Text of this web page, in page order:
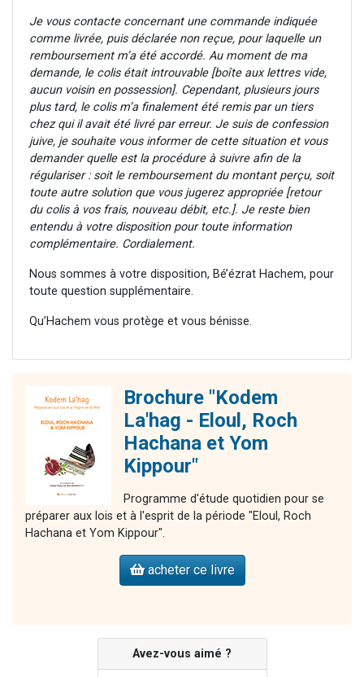
Je vous contacte concernant une commande indiquée
comme livrée, puis déclarée non reçue, pour laquelle un
remboursement m’a été accordé. Au moment de ma
demande, le colis était introuvable [boîte aux lettres vide,
aucun voisin en possession]. Cependant, plusieurs jours
plus tard, le colis m’a finalement été remis par un tiers
chez qui il avait été livré par erreur. Je suis de confession
juive, je souhaite vous informer de cette situation et vous
demander quelle est la procédure à suivre afin de la
régulariser : soit le remboursement du montant perçu, soit
toute autre solution que vous jugerez appropriée [retour
du colis à vos frais, nouveau débit, etc.]. Je reste bien
entendu à votre disposition pour toute information
complémentaire. Cordialement.
Nous sommes à votre disposition, Bé’ézrat Hachem, pour
toute question supplémentaire.
Qu’Hachem vous protège et vous bénisse.
Brochure "Kodem
La'hag - Eloul, Roch
Hachana et Yom
Kippour"
Programme d'étude quotidien pour se
préparer aux lois et à l'esprit de la période "Eloul, Roch
Hachana et Yom Kippour".
acheter ce livre
Avez-vous aimé ?